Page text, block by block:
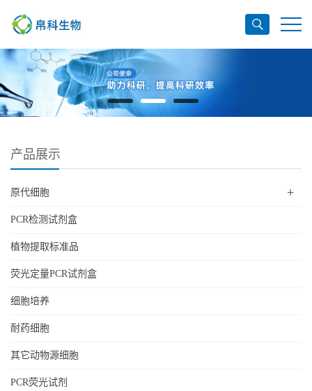
产品展示
原代细胞 +
PCR检测试剂盒
植物提取标准品
荧光定量PCR试剂盒
细胞培养
耐药细胞
其它动物源细胞
PCR荧光试剂